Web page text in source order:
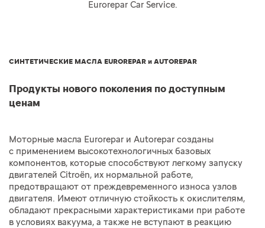
Eurorepar Car Service.
СИНТЕТИЧЕСКИЕ МАСЛА EUROREPAR и AUTOREPAR
Продукты нового поколения по доступным
ценам
Моторные масла Eurorepar и Autorepar созданы
с применением высокотехнологичных базовых
компонентов, которые способствуют легкому запуску
двигателей Citroёn, их нормальной работе,
предотвращают от преждевременного износа узлов
двигателя. Имеют отличную стойкость к окислителям,
обладают прекрасными характеристиками при работе
в условиях вакуума, а также не вступают в реакцию